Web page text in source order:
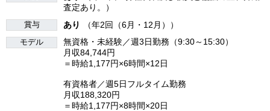
査定あり。）
賞与 あり （年2回（6月・12月））
モデル
無資格・未経験／週3日勤務（9:30～15:30）
月収84,744円
＝時給1,177円×6時間×12日
有資格者／週5日フルタイム勤務
月収188,320円
＝時給1,177円×8時間×20日